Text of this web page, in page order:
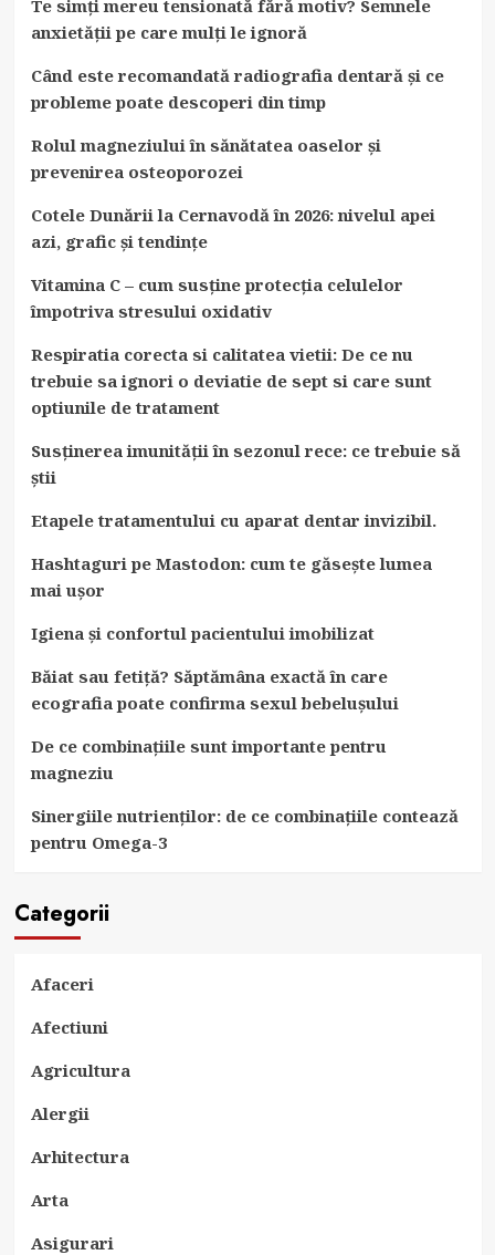
Te simți mereu tensionată fără motiv? Semnele
anxietății pe care mulți le ignoră
Când este recomandată radiografia dentară și ce
probleme poate descoperi din timp
Rolul magneziului în sănătatea oaselor și
prevenirea osteoporozei
Cotele Dunării la Cernavodă în 2026: nivelul apei
azi, grafic și tendințe
Vitamina C – cum susține protecția celulelor
împotriva stresului oxidativ
Respiratia corecta si calitatea vietii: De ce nu
trebuie sa ignori o deviatie de sept si care sunt
optiunile de tratament
Susținerea imunității în sezonul rece: ce trebuie să
știi
Etapele tratamentului cu aparat dentar invizibil.
Hashtaguri pe Mastodon: cum te găsește lumea
mai ușor
Igiena și confortul pacientului imobilizat
Băiat sau fetiță? Săptămâna exactă în care
ecografia poate confirma sexul bebelușului
De ce combinațiile sunt importante pentru
magneziu
Sinergiile nutrienților: de ce combinațiile contează
pentru Omega-3
Categorii
Afaceri
Afectiuni
Agricultura
Alergii
Arhitectura
Arta
Asigurari